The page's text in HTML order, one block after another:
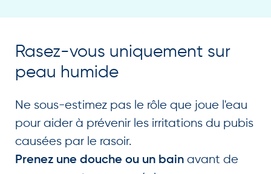
Rasez-vous uniquement sur
peau humide
Ne sous-estimez pas le rôle que joue l'eau
pour aider à prévenir les irritations du pubis
causées par le rasoir.
Prenez une douche ou un bain avant de